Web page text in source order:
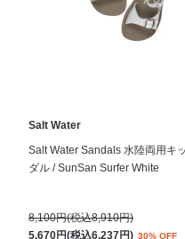
Salt Water
Salt Water Sandals 水陸両用キ
ダル / SunSan Surfer White
8,100円(税込8,910円)
5,670円(税込6,237円) 30% OFF